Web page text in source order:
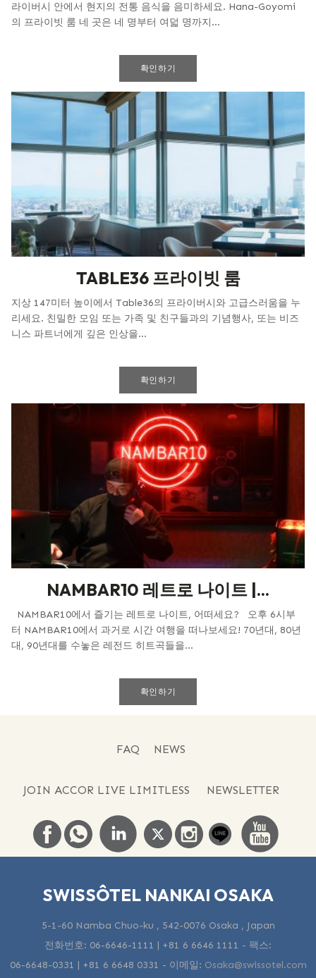
라이버시 안에서 현지의 전통 음식을 음미하세요. Hana-Goyomi
의 프라이빗 룸 네 곳은 네 명부터 여덟 명까지...
확인하기
TABLE36 프라이빗 룸
지상 147미터 높이에서 Table36의 프라이버시와 고급스러움을 누
리세요. 친밀한 모임 또는 가족 및 친구들과의 기념행사, 또는 비즈
니스 파트너에게 깊은 인상을...
확인하기
NAMBAR10 레트로 나이트 |...
NAMBAR10에서 즐기는 레트로 나이트, 어떠세요? 오후 6시부
터 NAMBAR10에서 과거로 시간 여행을 떠나보세요! 70년대, 80년
대, 90년대를 수놓은 레전드 히트곡들을...
확인하기
FAQ NEWS
JOIN ACCOR LIVE LIMITLESS NEWSLETTER
SWISSÔTEL NANKAI OSAKA
5-1-60 Namba Chuo-ku , 542-0076 Osaka , Japan
전화번호: 06-6646-1111 | +81 6 6646 1111 - 팩스:
06-6648-0331 | +81 6 6648 0331 - 이메일: Osaka@swissotel.com